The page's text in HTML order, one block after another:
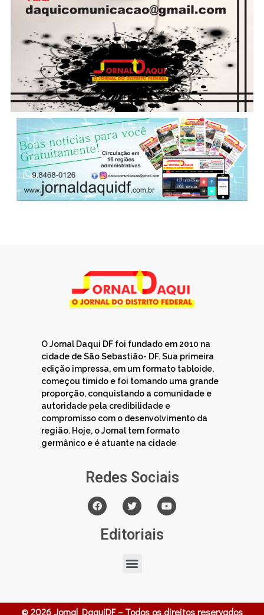
O Jornal Daqui DF foi fundado em 2010 na
cidade de São Sebastião- DF. Sua primeira
edição impressa, em um formato tabloide,
começou tímido e foi tomando uma grande
proporção, conquistando a comunidade e
autoridade pela credibilidade e
compromisso com o desenvolvimento da
região. Hoje, o Jornal tem formato
germânico e é atuante na cidade
Redes Sociais
Editoriais
© 2026 Jornal DaquiDF – Todos os direitos reservados